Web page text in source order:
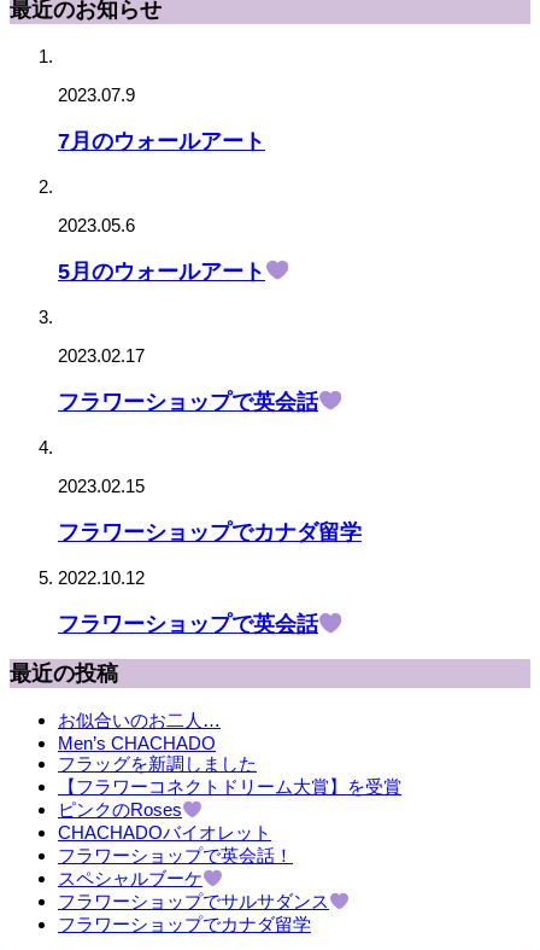
最近のお知らせ
2023.07.9
7月のウォールアート
2023.05.6
5月のウォールアート
2023.02.17
フラワーショップで英会話
2023.02.15
フラワーショップでカナダ留学
2022.10.12
フラワーショップで英会話
最近の投稿
お似合いのお二人…
Men’s CHACHADO
フラッグを新調しました
【フラワーコネクトドリーム大賞】を受賞
ピンクのRoses
CHACHADOバイオレット
フラワーショップで英会話！
スペシャルブーケ
フラワーショップでサルサダンス
フラワーショップでカナダ留学